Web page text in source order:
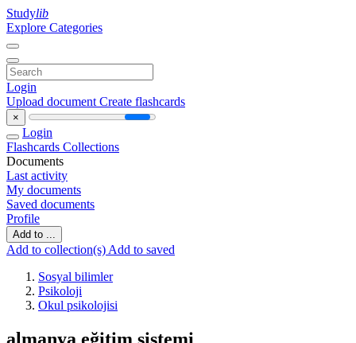
Studylib
Explore Categories
Login
Upload document Create flashcards
×
Login
Flashcards Collections
Documents
Last activity
My documents
Saved documents
Profile
Add to ...
Add to collection(s) Add to saved
Sosyal bilimler
Psikoloji
Okul psikolojisi